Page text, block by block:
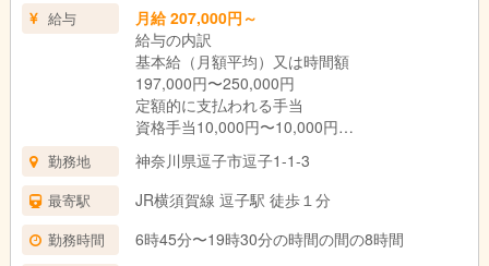
給与
月給 207,000円～
給与の内訳
基本給（月額平均）又は時間額
197,000円〜250,000円
定額的に支払われる手当
資格手当10,000円〜10,000円
固定残業代なし
勤務地 神奈川県逗子市逗子1-1-3
最寄駅 JR横須賀線 逗子駅 徒歩１分
勤務時間 6時45分〜19時30分の時間の間の8時間